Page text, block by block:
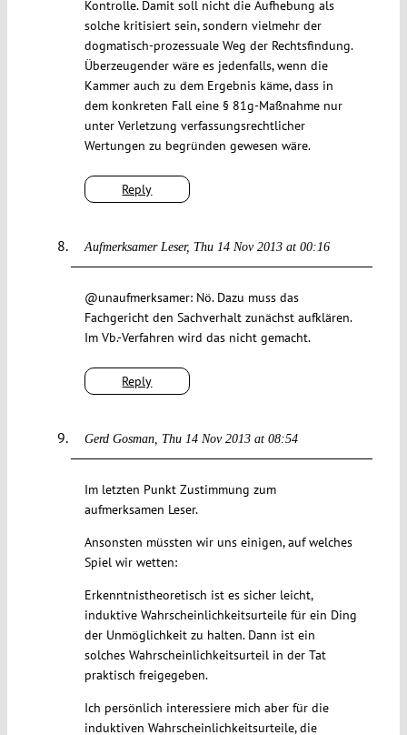
Reply
Kontrolle. Damit soll nicht die Aufhebung als
solche kritisiert sein, sondern vielmehr der
dogmatisch-prozessuale Weg der Rechtsfindung.
Überzeugender wäre es jedenfalls, wenn die
Kammer auch zu dem Ergebnis käme, dass in
dem konkreten Fall eine § 81g-Maßnahme nur
unter Verletzung verfassungsrechtlicher
Wertungen zu begründen gewesen wäre.
Aufmerksamer Leser Thu 14 Nov 2013 at 00:16
Reply
@unaufmerksamer: Nö. Dazu muss das
Fachgericht den Sachverhalt zunächst aufklären.
Im Vb.-Verfahren wird das nicht gemacht.
Gerd Gosman Thu 14 Nov 2013 at 08:54
Im letzten Punkt Zustimmung zum
aufmerksamen Leser.
Ansonsten müssten wir uns einigen, auf welches
Spiel wir wetten:
Erkenntnistheoretisch ist es sicher leicht,
induktive Wahrscheinlichkeitsurteile für ein Ding
der Unmöglichkeit zu halten. Dann ist ein
solches Wahrscheinlichkeitsurteil in der Tat
praktisch freigegeben.
Ich persönlich interessiere mich aber für die
induktiven Wahrscheinlichkeitsurteile, die